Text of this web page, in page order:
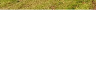
© Willi Weiers